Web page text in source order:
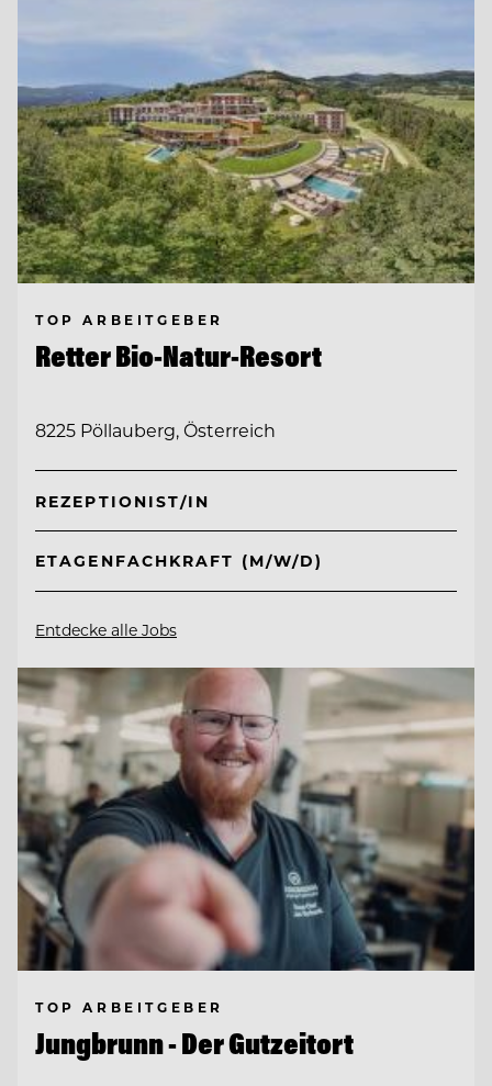
TOP ARBEITGEBER
Retter Bio-Natur-Resort
8225 Pöllauberg, Österreich
REZEPTIONIST/IN
ETAGENFACHKRAFT (M/W/D)
Entdecke alle Jobs
TOP ARBEITGEBER
Jungbrunn - Der Gutzeitort